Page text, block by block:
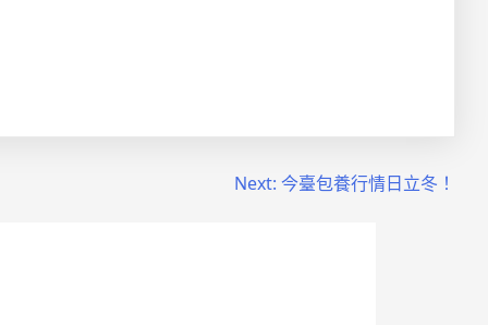
Next: 今臺包養行情日立冬！